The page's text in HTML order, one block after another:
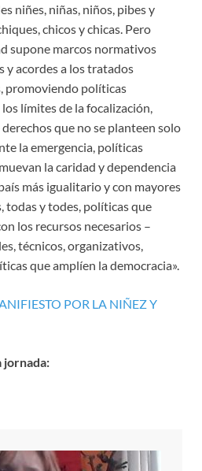
niñes, niñas, niños, pibes y
chicos y chicas. Pero
supone marcos normativos
y acordes a los tratados
promoviendo políticas
límites de la focalización,
que no se planteen solo
la emergencia, políticas
la caridad y dependencia
más igualitario y con mayores
todas y todes, políticas que
los recursos necesarios –
técnicos, organizativos,
que amplíen la democracia».
POR LA NIÑEZ Y
jornada: